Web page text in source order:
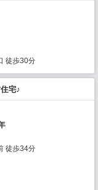
徒歩30分
宅♪
徒歩34分